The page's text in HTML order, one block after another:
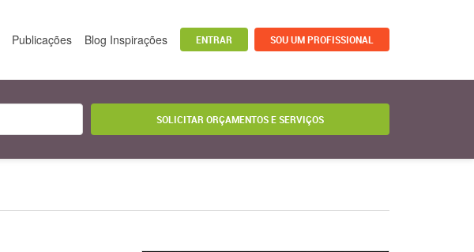
ENTRAR SOU UM PROFISSIONAL
Publicações Blog Inspirações